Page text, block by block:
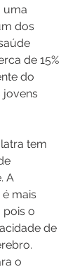
uma
dos
de 15%
do
jovens
tem
A
mais
pois o
de
o